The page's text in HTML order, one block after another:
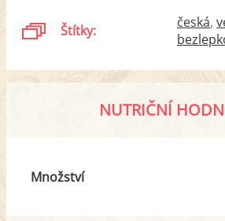
Štítky: česká
NUTRIČNÍ
Množství